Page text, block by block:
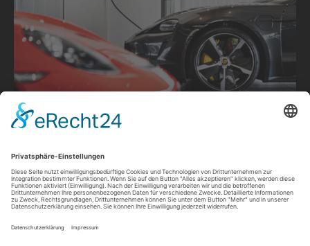
exotische Transportmöglichkeit – heute bewegt sie
unsere Gesellschaft.
iozzoermittelt den passenden Bedarf Ihres privaten
oder beruflichen Fuhrparks und realisiert Ihr
individuelles Ladenetz. Wir machen Sie fit für die